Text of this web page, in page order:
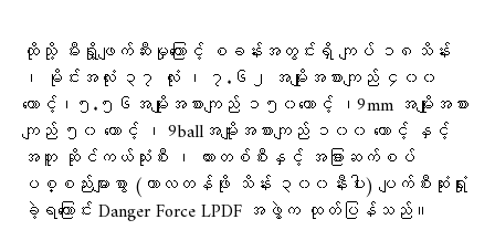
ထိုသို့ မီးရှို့ဖျက်ဆီးမှုကြောင့် စခန်းအတွင်းရှိ ကျပ် ၁၈သိန်း
၊ မိုင်းအလုံး ၃၇ လုံး ၊ ၇.၆၂ အမျိုးအစားကျည် ၄၀၀
တောင့်၊၅.၅၆အမျိုးအစားကျည် ၁၅၀တောင့် ၊9mm အမျိုးအစား
ကျည် ၅၀ တောင့် ၊ 9ballအမျိူးအစားကျည် ၁၀၀ တောင့် နှင့်
အတူ ဆိုင်ကယ်သုံးစီး ၊ ကားတစ်စီးနှင့် အခြားဆက်စပ်
ပစ္စည်းများစွာ (ကာလတန်ဖိုး သိန်း ၃၀၀နီးပါး) ပျက်စီးဆုံးရှုံး
ခဲ့ရကြောင်း Danger Force LPDF အဖွဲ့က ထုတ်ပြန်သည်။